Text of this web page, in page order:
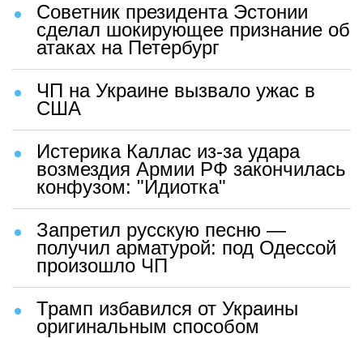
Советник президента Эстонии
сделал шокирующее признание об
атаках на Петербург
ЧП на Украине вызвало ужас в
США
Истерика Каллас из-за удара
возмездия Армии РФ закончилась
конфузом: "Идиотка"
Запретил русскую песню —
получил арматурой: под Одессой
произошло ЧП
Трамп избавился от Украины
оригинальным способом